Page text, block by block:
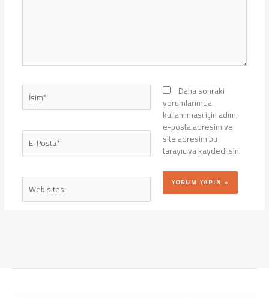
İsim*
E-
Posta*
Web
sitesi
Daha sonraki
yorumlarımda
kullanılması için adım,
e-posta adresim ve
site adresim bu
tarayıcıya kaydedilsin.